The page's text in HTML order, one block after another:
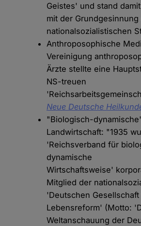
Geistes' und stand
mit der Grundgesinnung
nationalsozialistischen
Anthroposophische
Vereinigung
Ärzte stellte eine
NS-treuen
Neue Deutsche
"Biologisch-
Landwirtschaft: "1935
'Reichsverband für
dynamische
Wirtschaftsweise'
Mitglied der
'Deutschen
Lebensreform' (Motto:
Weltanschauung der